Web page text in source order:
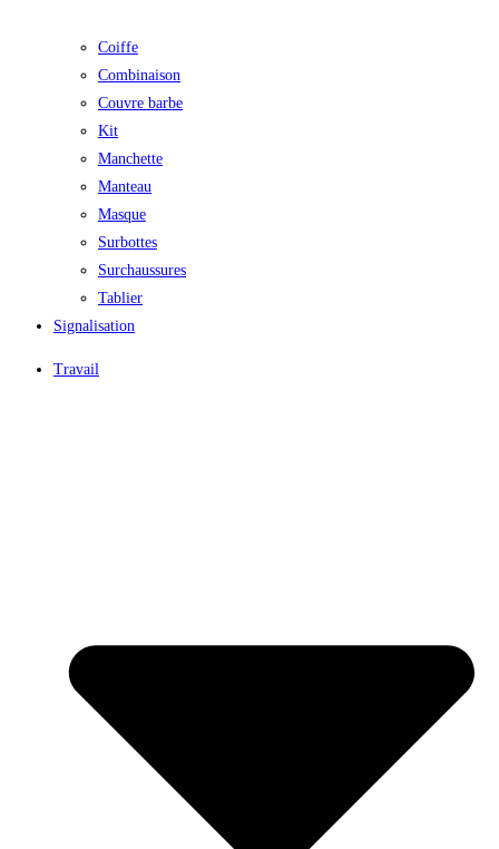
Coiffe
Combinaison
Couvre barbe
Kit
Manchette
Manteau
Masque
Surbottes
Surchaussures
Tablier
Signalisation
Travail